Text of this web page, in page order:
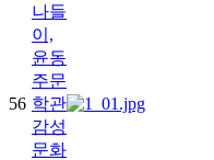
56
나들
이,
윤동
주문
학관
감성
문화